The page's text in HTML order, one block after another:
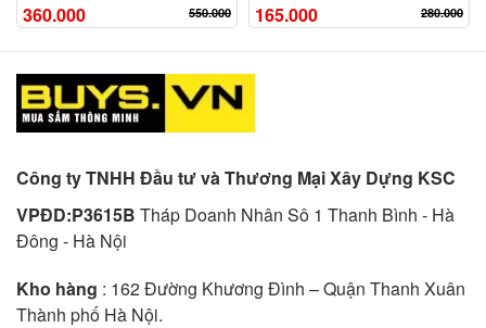
360.000 550.000 165.000 280.000
Công ty TNHH Đầu tư và Thương Mại Xây Dựng KSC
VPĐD:P3615B Tháp Doanh Nhân Sô 1 Thanh Bình - Hà
Đông - Hà Nội
Kho hàng : 162 Đường Khương Đình – Quận Thanh Xuân
Thành phố Hà Nội.